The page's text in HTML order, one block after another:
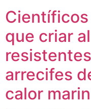
que criar
arrecifes
calor